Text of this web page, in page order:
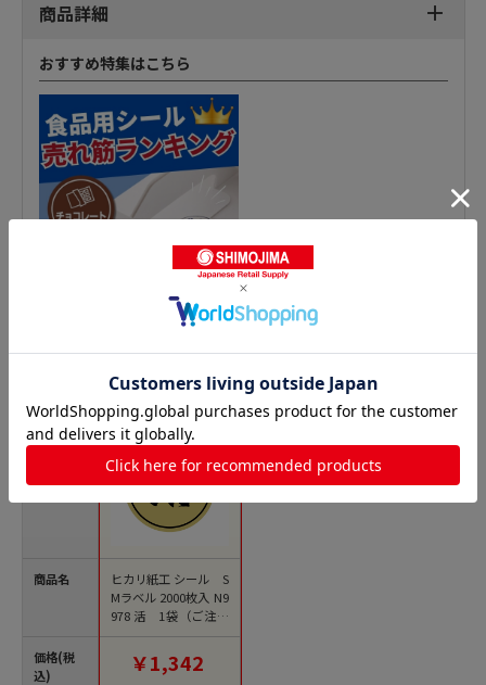
商品詳細
おすすめ特集はこちら
鮮魚シールの人気商品との比較
商品名
価格(税
込)
ヒカリ紙工 シール S
Mラベル 2000枚入 N9
978 活 1袋（ご注文
単位1袋）【直送品】
￥1,342